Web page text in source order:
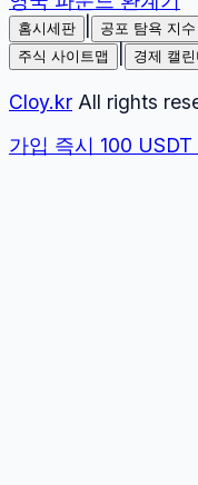
홈시세판 공포 탐욕 지수
주식 사이트맵 경제 캘린
Cloy.kr All rights
가입 즉시 100 USDT